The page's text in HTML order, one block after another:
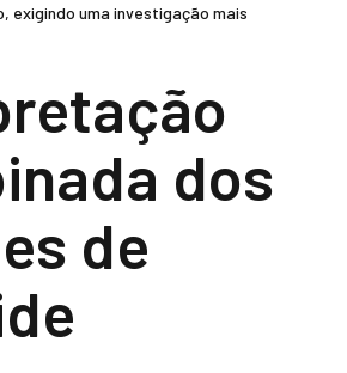
exigindo uma investigação mais
dos
de